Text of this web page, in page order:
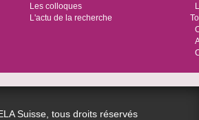
Les colloques
L'actu de la recherche
Suisse, tous droits réservés